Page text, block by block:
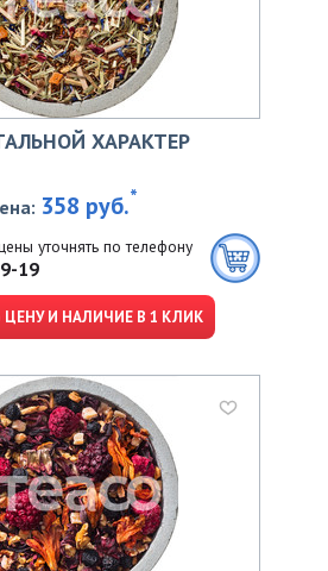
ХАРАКТЕР
358 руб.*
уточнять по телефону
19
И НАЛИЧИЕ В 1 КЛИК